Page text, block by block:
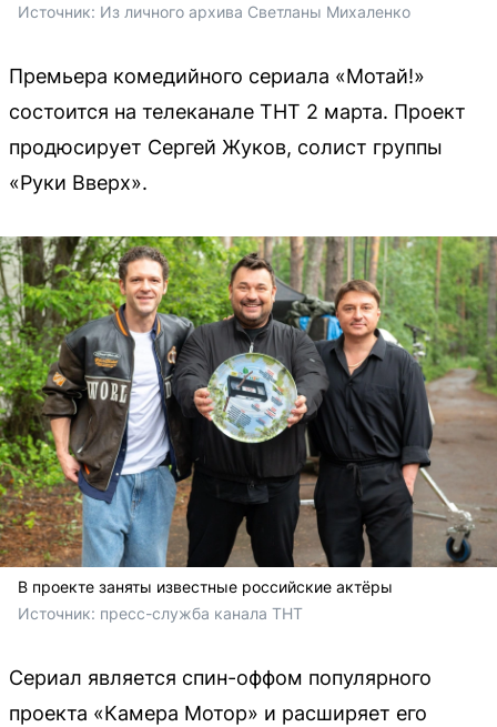
Источник: Из личного архива Светланы Михаленко
Премьера комедийного сериала «Мотай!»
состоится на телеканале ТНТ 2 марта. Проект
продюсирует Сергей Жуков, солист группы
«Руки Вверх».
В проекте заняты известные российские актёры
Источник: пресс-служба канала ТНТ
Сериал является спин-оффом популярного
проекта «Камера Мотор» и расширяет его